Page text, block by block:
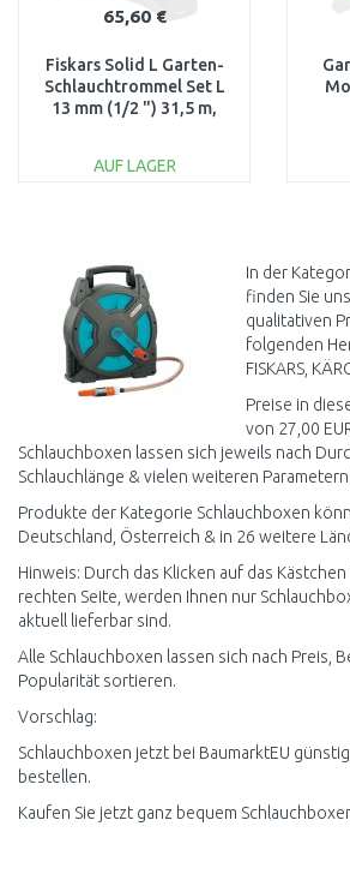
65,60 €
Fiskars Solid L Garten-
Schlauchtrommel Set L
13 mm (1/2 ") 31,5 m,
AUF LAGER
Vergleichen
In der
finden Sie
qualitativen
folgenden
FISKARS,
Preise in
von 27,00
Schlauchboxen lassen sich jeweils nach
Schlauchlänge & vielen weiteren
Produkte der Kategorie Schlauchboxen
Deutschland, Österreich & in 26 weitere
Hinweis: Durch das Klicken auf das
rechten Seite, werden Ihnen nur
aktuell lieferbar sind.
Alle Schlauchboxen lassen sich nach Preis,
Popularität sortieren.
Vorschlag:
Schlauchboxen jetzt bei BaumarktEU
bestellen.
Kaufen Sie jetzt ganz bequem